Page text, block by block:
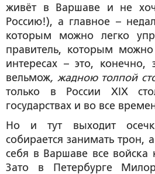
живёт в Варшаве и не
Россию!), а главное –
которым можно легко
правитель, которым можно
интересах – это, конечно,
вельмож, жадною толпой
только в России XIX
государствах и во все
Но и тут выходит
собирается занимать трон,
себя в Варшаве все войска
Зато в Петербурге